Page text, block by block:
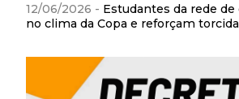
12/06/2026 - Estudantes da rede
no clima da Copa e reforçam